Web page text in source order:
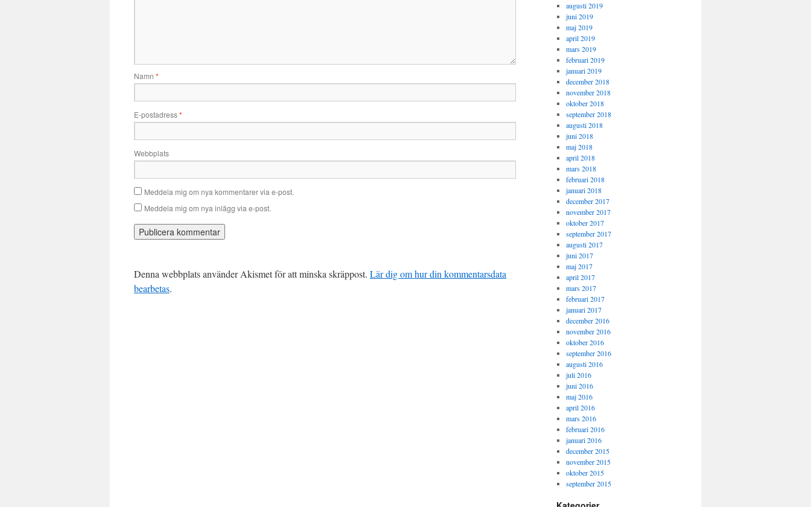
Namn *
E-postadress*
Webbplats
Meddela mig om nya kommentarer via e-post.
Meddela mig om nya inlägg via e-post.
Denna webbplats använder Akismet för att minska skräppost. Lär dig om hur din kommentarsdata
bearbetas.
augusti 2019
juni 2019
maj 2019
april 2019
mars 2019
februari 2019
januari 2019
december 2018
november 2018
oktober 2018
september 2018
augusti 2018
juni 2018
maj 2018
april 2018
mars 2018
februari 2018
januari 2018
december 2017
november 2017
oktober 2017
september 2017
augusti 2017
juni 2017
maj 2017
april 2017
mars 2017
februari 2017
januari 2017
december 2016
november 2016
oktober 2016
september 2016
augusti 2016
juli 2016
juni 2016
maj 2016
april 2016
mars 2016
februari 2016
januari 2016
december 2015
november 2015
oktober 2015
september 2015